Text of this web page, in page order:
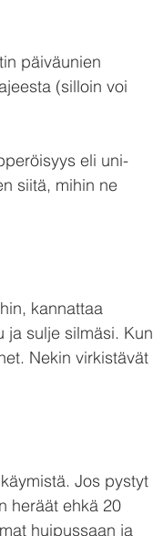
päiväunien
(silloin voi
eli uni-
siitä, mihin ne
kannattaa
ja sulje silmäsi. Kun
Nekin virkistävät
Jos pystyt
heräät ehkä 20
huipussaan ja